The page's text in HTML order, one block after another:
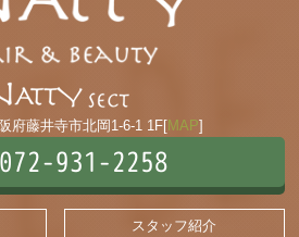
府藤井寺市北岡1-6-1 1F[MAP]
931-2258
スタッフ紹介